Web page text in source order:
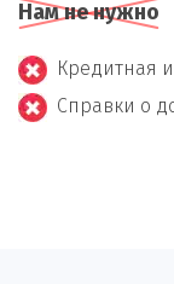
Нам не нужно
Кредитная
Справки о